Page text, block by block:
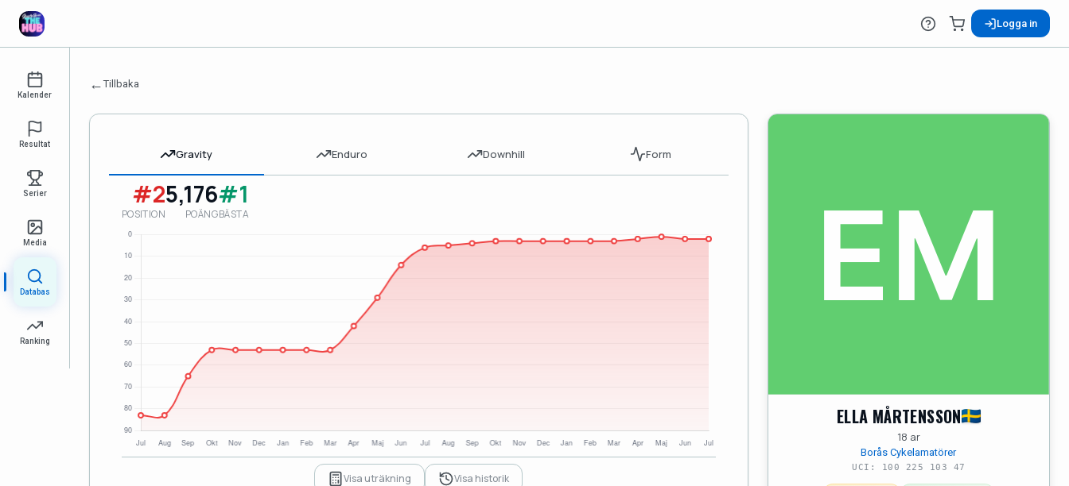
Logga in
Kalender
Resultat
Serier
Media
Databas
Ranking
←Tillbaka
Gravity Enduro Downhill Form
#2
POSITION
5,176
POÄNG
#1
BÄSTA
Visa uträkning Visa historik
ELLA MÅRTENSSON
18 ar
Borås Cykelamatörer
UCI: 100 225 103 47